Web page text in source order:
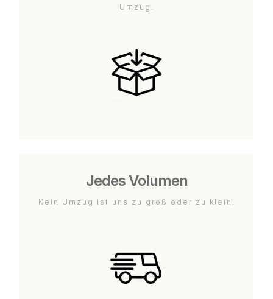
Umzug.
Jedes Volumen
Kein Umzug ist uns zu groß oder zu klein.